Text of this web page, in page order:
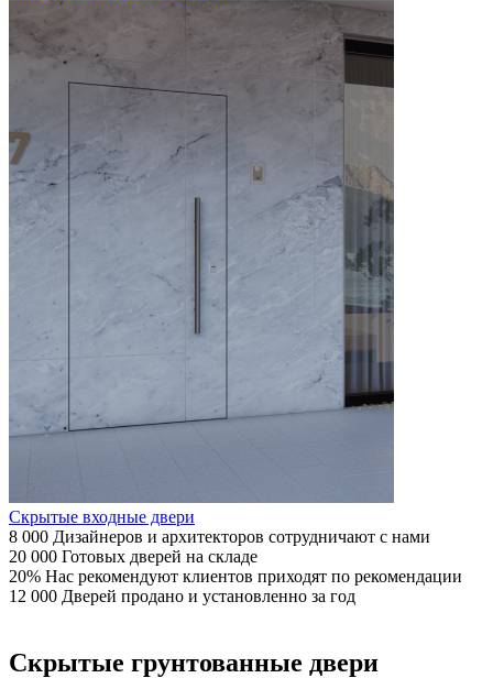
Скрытые входные двери
8 000 Дизайнеров и архитекторов сотрудничают с нами
20 000 Готовых дверей на складе
20% Нас рекомендуют клиентов приходят по рекомендации
12 000 Дверей продано и установленно за год
Скрытые грунтованные двери